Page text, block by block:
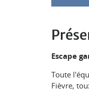
Escape
Toute
Fièvre,